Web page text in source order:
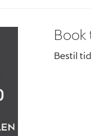
Book
Bestil